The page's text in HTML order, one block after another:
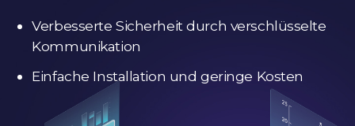
Verbesserte Sicherheit durch verschlüsselte
Kommunikation
Einfache Installation und geringe Kosten